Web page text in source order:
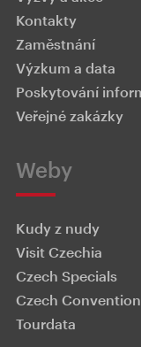
Kontakty
Zaměstnání
Výzkum a data
Poskytování
Veřejné zakázky
Weby
Kudy z nudy
Visit Czechia
Czech Specials
Czech
Tourdata